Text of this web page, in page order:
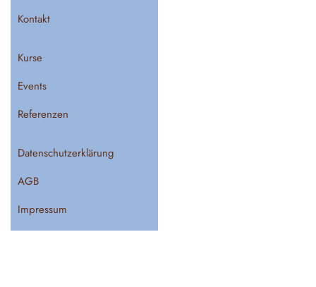
Kontakt
Kurse
Events
Referenzen
Datenschutzerklärung
AGB
Impressum